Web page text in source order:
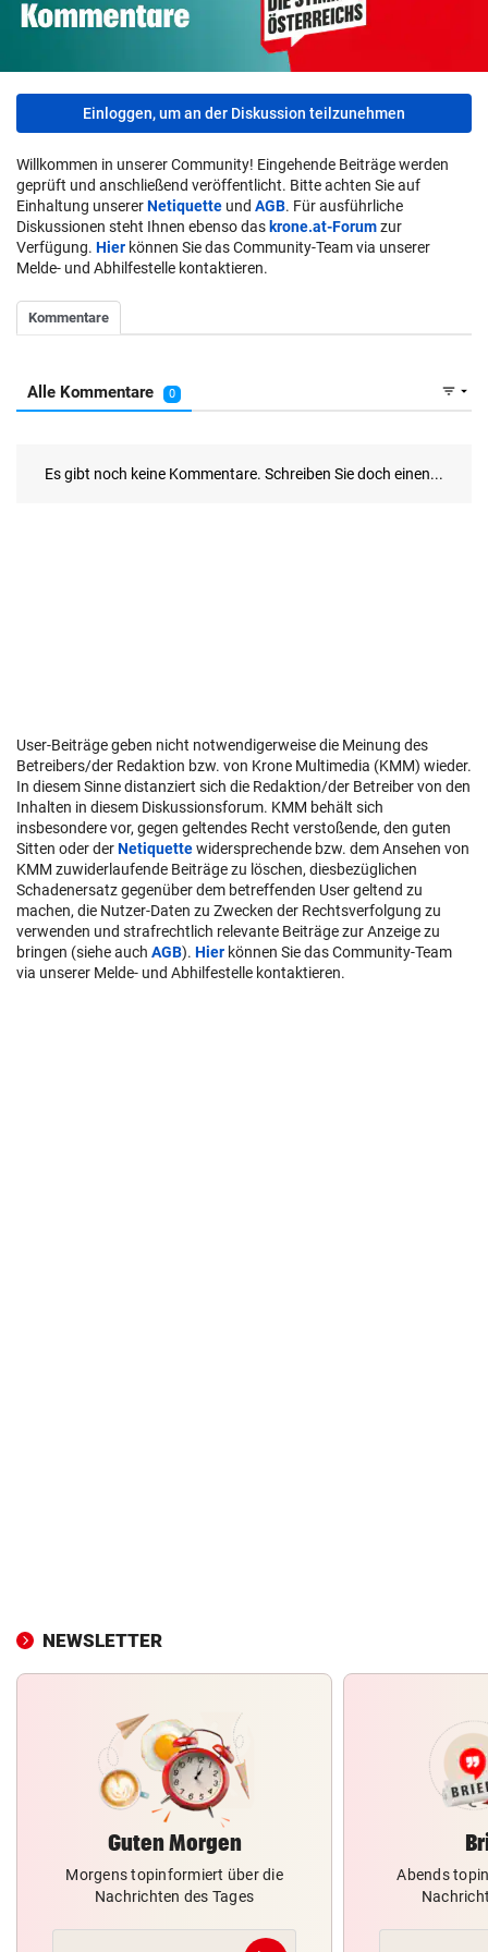
Einloggen, um an der Diskussion teilzunehmen
Willkommen in unserer Community! Eingehende Beiträge werden
geprüft und anschließend veröffentlicht. Bitte achten Sie auf
Einhaltung unsererNetiquette und AGB. Für ausführliche
Diskussionen steht Ihnen ebenso das krone.at-Forumzur
Verfügung. Hier können Sie das Community-Team via unserer
Melde- und Abhilfestelle kontaktieren.
User-Beiträge geben nicht notwendigerweise die Meinung des
Betreibers/der Redaktion bzw. von Krone Multimedia (KMM) wieder.
In diesem Sinne distanziert sich die Redaktion/der Betreiber von den
Inhalten in diesem Diskussionsforum. KMM behält sich
insbesondere vor, gegen geltendes Recht verstoßende, den guten
Sitten oder derNetiquettewidersprechende bzw. dem Ansehen von
KMM zuwiderlaufende Beiträge zu löschen, diesbezüglichen
Schadenersatz gegenüber dem betreffenden User geltend zu
machen, die Nutzer-Daten zu Zwecken der Rechtsverfolgung zu
verwenden und strafrechtlich relevante Beiträge zur Anzeige zu
bringen (siehe auch AGB). Hier können Sie das Community-Team
via unserer Melde- und Abhilfestelle kontaktieren.
NEWSLETTER
Guten Morgen
Morgens topinformiert über die
Nachrichten des Tages
Abends